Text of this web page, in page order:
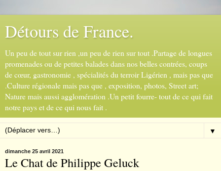
Détours de France.
Un peu de tout sur rien ,un peu de rien sur tout .Partage de longues
promenades ou de petites balades dans nos belles contrées, coups
de cœur, gastronomie , spécialités du terroir Ligérien , mais pas que
.Culture régionale mais pas que , exposition, photos, Street art;
Nature mais aussi agglomération .Un petit fourre- tout de ce qui fait
notre pays et de ce qui nous fait .
▼
dimanche 25 avril 2021
Le Chat de Philippe Geluck